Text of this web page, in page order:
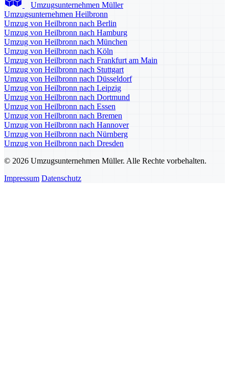
Umzugsunternehmen Müller
Umzugsunternehmen Heilbronn
Umzug von Heilbronn nach Berlin
Umzug von Heilbronn nach Hamburg
Umzug von Heilbronn nach München
Umzug von Heilbronn nach Köln
Umzug von Heilbronn nach Frankfurt am Main
Umzug von Heilbronn nach Stuttgart
Umzug von Heilbronn nach Düsseldorf
Umzug von Heilbronn nach Leipzig
Umzug von Heilbronn nach Dortmund
Umzug von Heilbronn nach Essen
Umzug von Heilbronn nach Bremen
Umzug von Heilbronn nach Hannover
Umzug von Heilbronn nach Nürnberg
Umzug von Heilbronn nach Dresden
© 2026 Umzugsunternehmen Müller. Alle Rechte vorbehalten.
Impressum Datenschutz